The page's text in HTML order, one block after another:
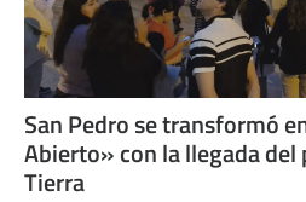
San Pedro se transformó
Abierto» con la llegada del
Tierra